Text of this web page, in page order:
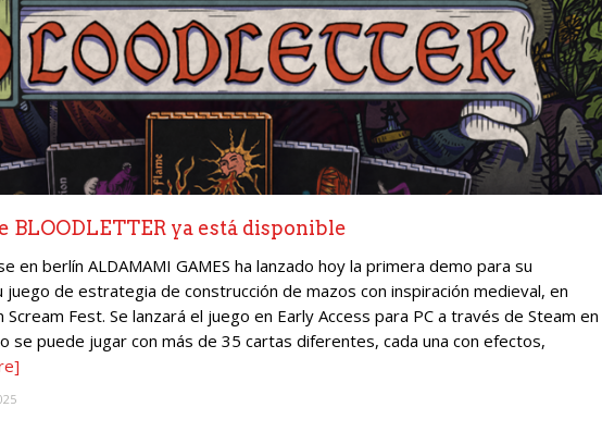
BLOODLETTER ya está disponible
en berlín ALDAMAMI GAMES ha lanzado hoy la primera demo para su
juego de estrategia de construcción de mazos con inspiración medieval, en
Fest. Se lanzará el juego en Early Access para PC a través de Steam en
se puede jugar con más de 35 cartas diferentes, cada una con efectos,